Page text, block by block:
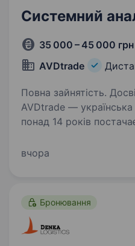
Системний
35 000 – 45 000 грн
AVDtrade
Повна зайнятість.
AVDtrade —
понад 14 років
та комерційного
вчора
Бронювання